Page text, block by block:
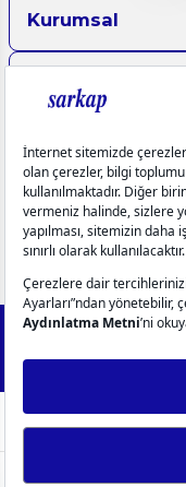
Kurumsal
Aydınlatma
Üyelik
Yardım
Popüler
İletişim
0549
2025 Forest -